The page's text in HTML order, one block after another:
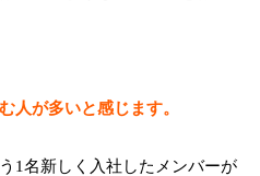
人が多いと感じます。
1名新しく入社したメンバーが